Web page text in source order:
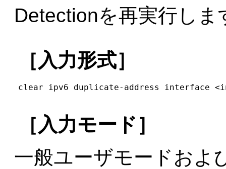
Detectionを再実行しま
［入力形式］
clear ipv6 duplicate-address interface
［入力モード］
一般ユーザモードおよ